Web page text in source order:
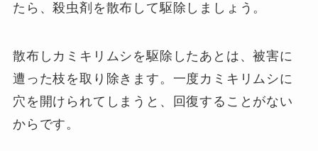
たら、殺虫剤を散布して駆除しましょう。
散布しカミキリムシを駆除したあとは、被害に
遭った枝を取り除きます。一度カミキリムシに
穴を開けられてしまうと、回復することがない
からです。